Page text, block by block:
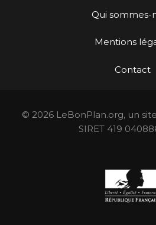
Qui sommes-
Mentions
Contact
© 2026 LeBonPlan.org, un
SIRET 419